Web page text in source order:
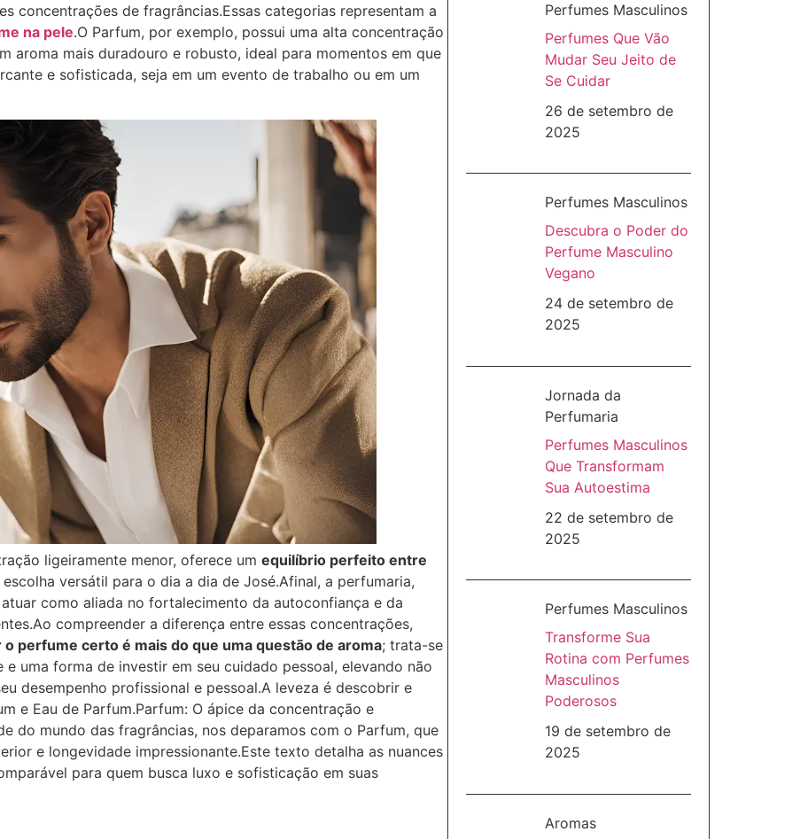
concentrações de fragrâncias.Essas categorias representam a
na pele.O Parfum, por exemplo, possui uma alta concentração
aroma mais duradouro e robusto, ideal para momentos em que
e sofisticada, seja em um evento de trabalho ou em um
ligeiramente menor, oferece um equilíbrio perfeito entre
versátil para o dia a dia de José.Afinal, a perfumaria,
como aliada no fortalecimento da autoconfiança e da
compreender a diferença entre essas concentrações,
perfume certo é mais do que uma questão de aroma; trata-se
uma forma de investir em seu cuidado pessoal, elevando não
desempenho profissional e pessoal.A leveza é descobrir e
e Eau de Parfum.Parfum: O ápice da concentração e
do mundo das fragrâncias, nos deparamos com o Parfum, que
e longevidade impressionante.Este texto detalha as nuances
para quem busca luxo e sofisticação em suas
Perfumes Masculinos
Perfumes Que Vão
Mudar Seu Jeito de
Se Cuidar
26 de setembro de
2025
Perfumes Masculinos
Descubra o Poder do
Perfume Masculino
Vegano
24 de setembro de
2025
Jornada da
Perfumaria
Perfumes Masculinos
Que Transformam
Sua Autoestima
22 de setembro de
2025
Perfumes Masculinos
Transforme Sua
Rotina com Perfumes
Masculinos
Poderosos
19 de setembro de
2025
Aromas